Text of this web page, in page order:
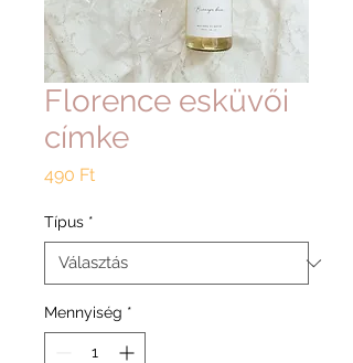
Florence esküvői
címke
490 FtÁr
Típus *
Mennyiség *